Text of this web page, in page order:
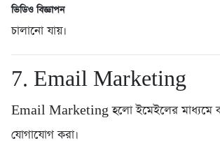
ভিডিও বিজ্ঞাপন
চালানো যায়।
7. Email Marketing
Email Marketing হলো ইমেইলের মাধ্যমে
যোগাযোগ করা।